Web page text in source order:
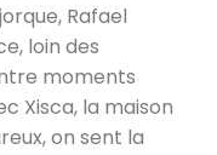
Rafael
loin des
moments
Xisca, la maison
on sent la